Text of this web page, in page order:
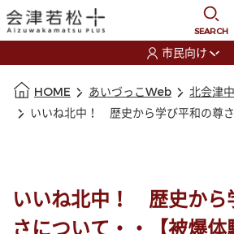
SEARCH
市民向け
HOME あいづっこWeb
北会津
いいね北中！ 歴史から